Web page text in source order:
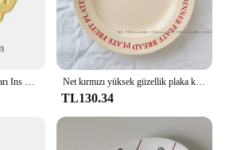
Net kırmızı yüksek güzellik plaka kore Ins mektup Vintage İngilizce krem kahve fincanı plaka kahvaltı fincan seramik tabak doğum günü hediyesi
TL130.34